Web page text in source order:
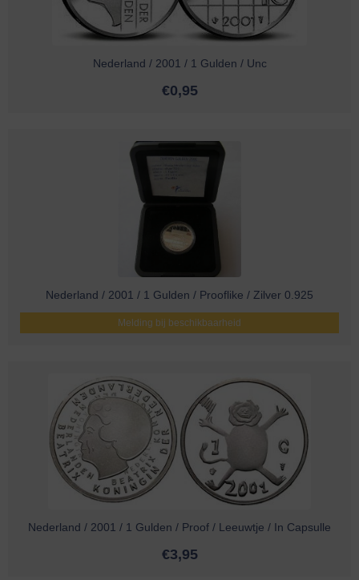
Nederland / 2001 / 1 Gulden / Unc
€0,95
Nederland / 2001 / 1 Gulden / Prooflike / Zilver 0.925
Melding bij beschikbaarheid
Nederland / 2001 / 1 Gulden / Proof / Leeuwtje / In Capsulle
€3,95